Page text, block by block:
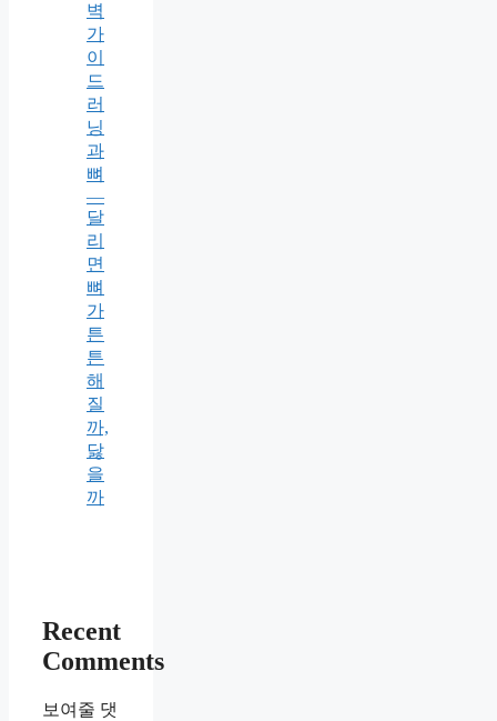
벽
가
이
드
러
닝
과
뼈
—
달
리
면
뼈
가
튼
튼
해
질
까,
닳
을
까
Recent
Comments
보여줄 댓